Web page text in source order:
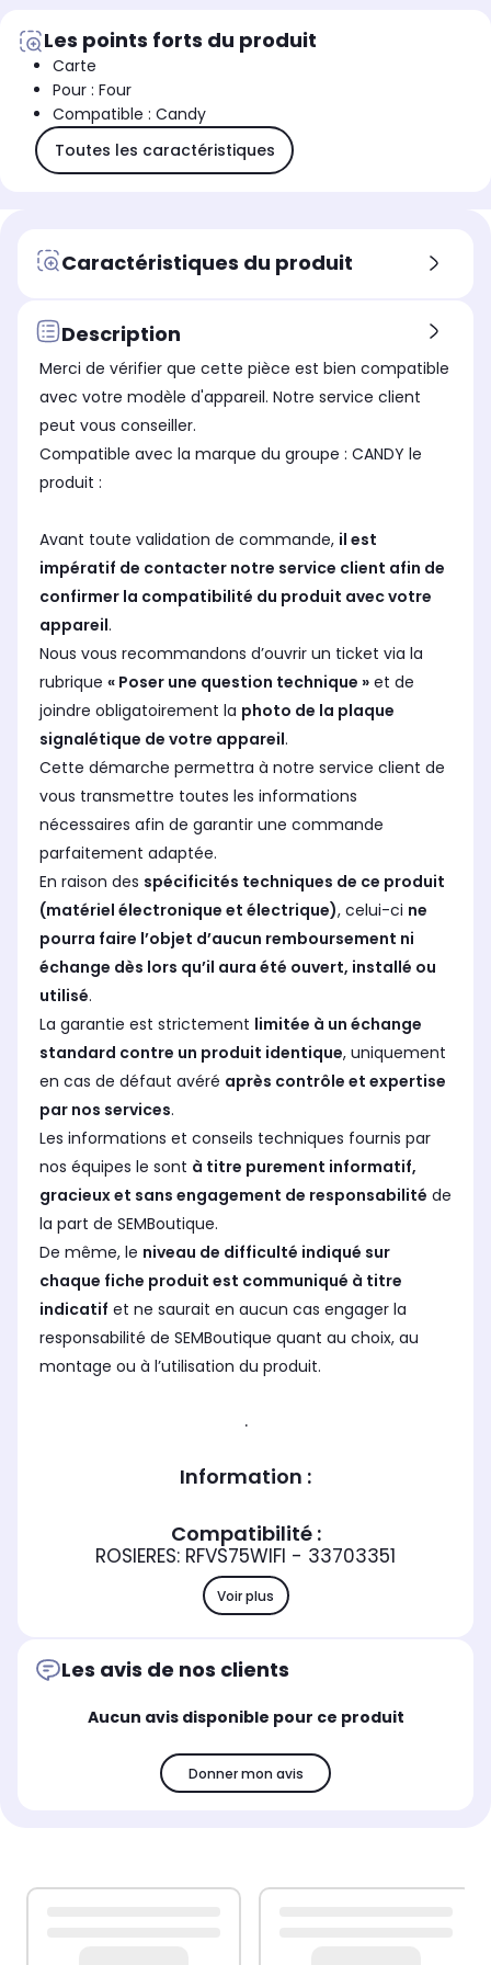
Les points forts du produit
Carte
Pour : Four
Compatible : Candy
Toutes les caractéristiques
Caractéristiques du produit
Description
Merci de vérifier que cette pièce est bien compatible
avec votre modèle d'appareil. Notre service client
peut vous conseiller.
Compatible avec la marque du groupe : CANDY le
produit :
Avant toute validation de commande, il est
impératif de contacter notre service client afin de
confirmer la compatibilité du produit avec votre
appareil.
Nous vous recommandons d’ouvrir un ticket via la
rubrique « Poser une question technique » et de
joindre obligatoirement la photo de la plaque
signalétique de votre appareil.
Cette démarche permettra à notre service client de
vous transmettre toutes les informations
nécessaires afin de garantir une commande
parfaitement adaptée.
En raison des spécificités techniques de ce produit
(matériel électronique et électrique), celui-ci ne
pourra faire l’objet d’aucun remboursement ni
échange dès lors qu’il aura été ouvert, installé ou
utilisé.
La garantie est strictement limitée à un échange
standard contre un produit identique, uniquement
en cas de défaut avéré après contrôle et expertise
par nos services.
Les informations et conseils techniques fournis par
nos équipes le sont à titre purement informatif,
gracieux et sans engagement de responsabilité de
la part de SEMBoutique.
De même, le niveau de difficulté indiqué sur
chaque fiche produit est communiqué à titre
indicatif et ne saurait en aucun cas engager la
responsabilité de SEMBoutique quant au choix, au
montage ou à l’utilisation du produit.
.
Information :
Compatibilité :
ROSIERES: RFVS75WIFI - 33703351
Voir plus
Les avis de nos clients
Aucun avis disponible pour ce produit
Donner mon avis